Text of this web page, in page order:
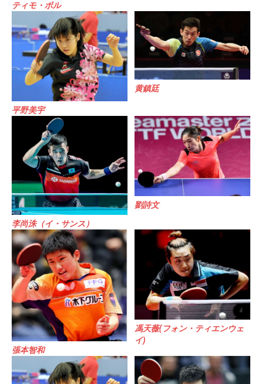
ティモ・ボル
平野美宇
黄鎮廷
李尚洙（イ・サンス）
劉詩文
張本智和
馮天薇(フォン・ティエンウェ
イ)